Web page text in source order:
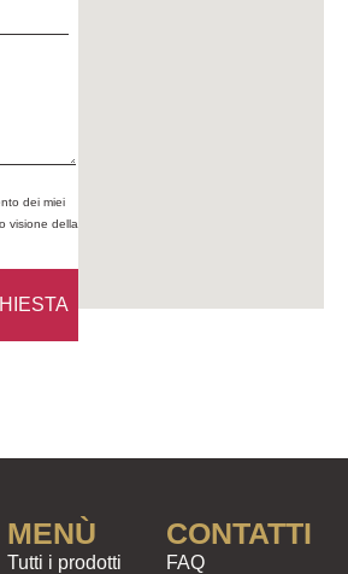
dei miei
visione della
MENÙ
Tutti i prodotti
CONTATTI
FAQ